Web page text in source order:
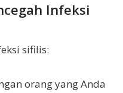
Infeksi
sifilis:
orang yang Anda